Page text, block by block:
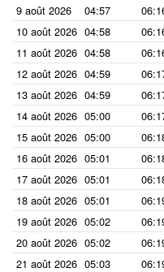
9 août 2026
04:57
10 août 2026 04:58
11 août 2026 04:58
12 août 2026 04:59
13 août 2026 04:59
14 août 2026 05:00
15 août 2026 05:00
16 août 2026 05:01
17 août 2026 05:01
18 août 2026 05:01
19 août 2026 05:02
20 août 2026 05:02
21 août 2026 05:03